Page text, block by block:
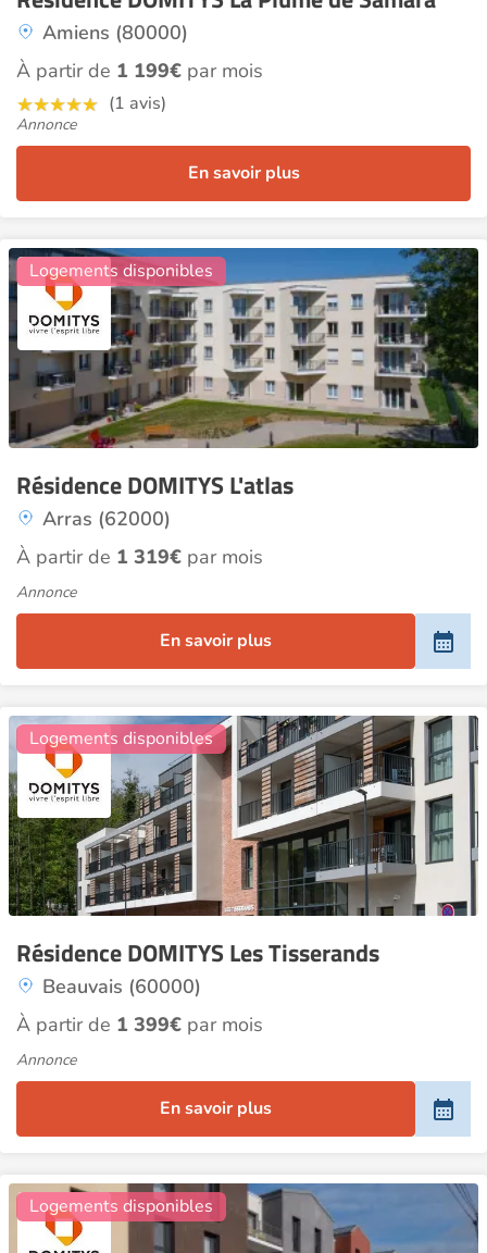
Amiens (80000)
À partir de 1 199€ par mois
(1 avis)
Annonce
En savoir plus
Résidence DOMITYS L'atlas
Arras (62000)
Logements disponibles
À partir de 1 319€ par mois
Annonce
En savoir plus
Résidence DOMITYS Les Tisserands
Beauvais (60000)
Logements disponibles
À partir de 1 399€ par mois
Annonce
En savoir plus
Logements disponibles